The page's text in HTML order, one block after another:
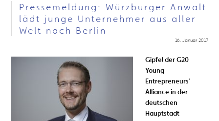
Pressemeldung: Würzburger Anwalt
lädt junge Unternehmer aus aller
Welt nach Berlin
16. Januar 2017
Gipfel der G20
Young
Entrepreneurs´
Alliance in der
deutschen
Hauptstadt